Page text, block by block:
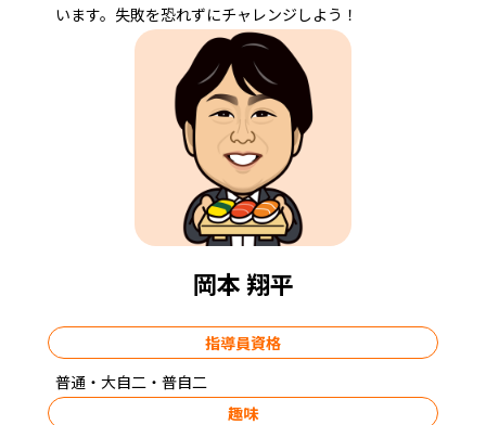
います。失敗を恐れずにチャレンジしよう！
岡本 翔平
指導員資格
普通・大自二・普自二
趣味